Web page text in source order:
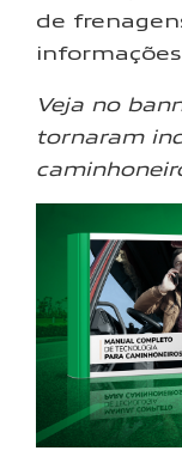
de
Veja no
tornaram